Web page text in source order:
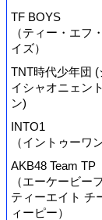
TF BOYS
（ティー・エフ
イズ）
TNT時代少年団 (
イシャオニェン
ン)
INTO1
（イントゥーワン
AKB48 Team TP
（エーケービー
ティーエイト チ
ィーピー）